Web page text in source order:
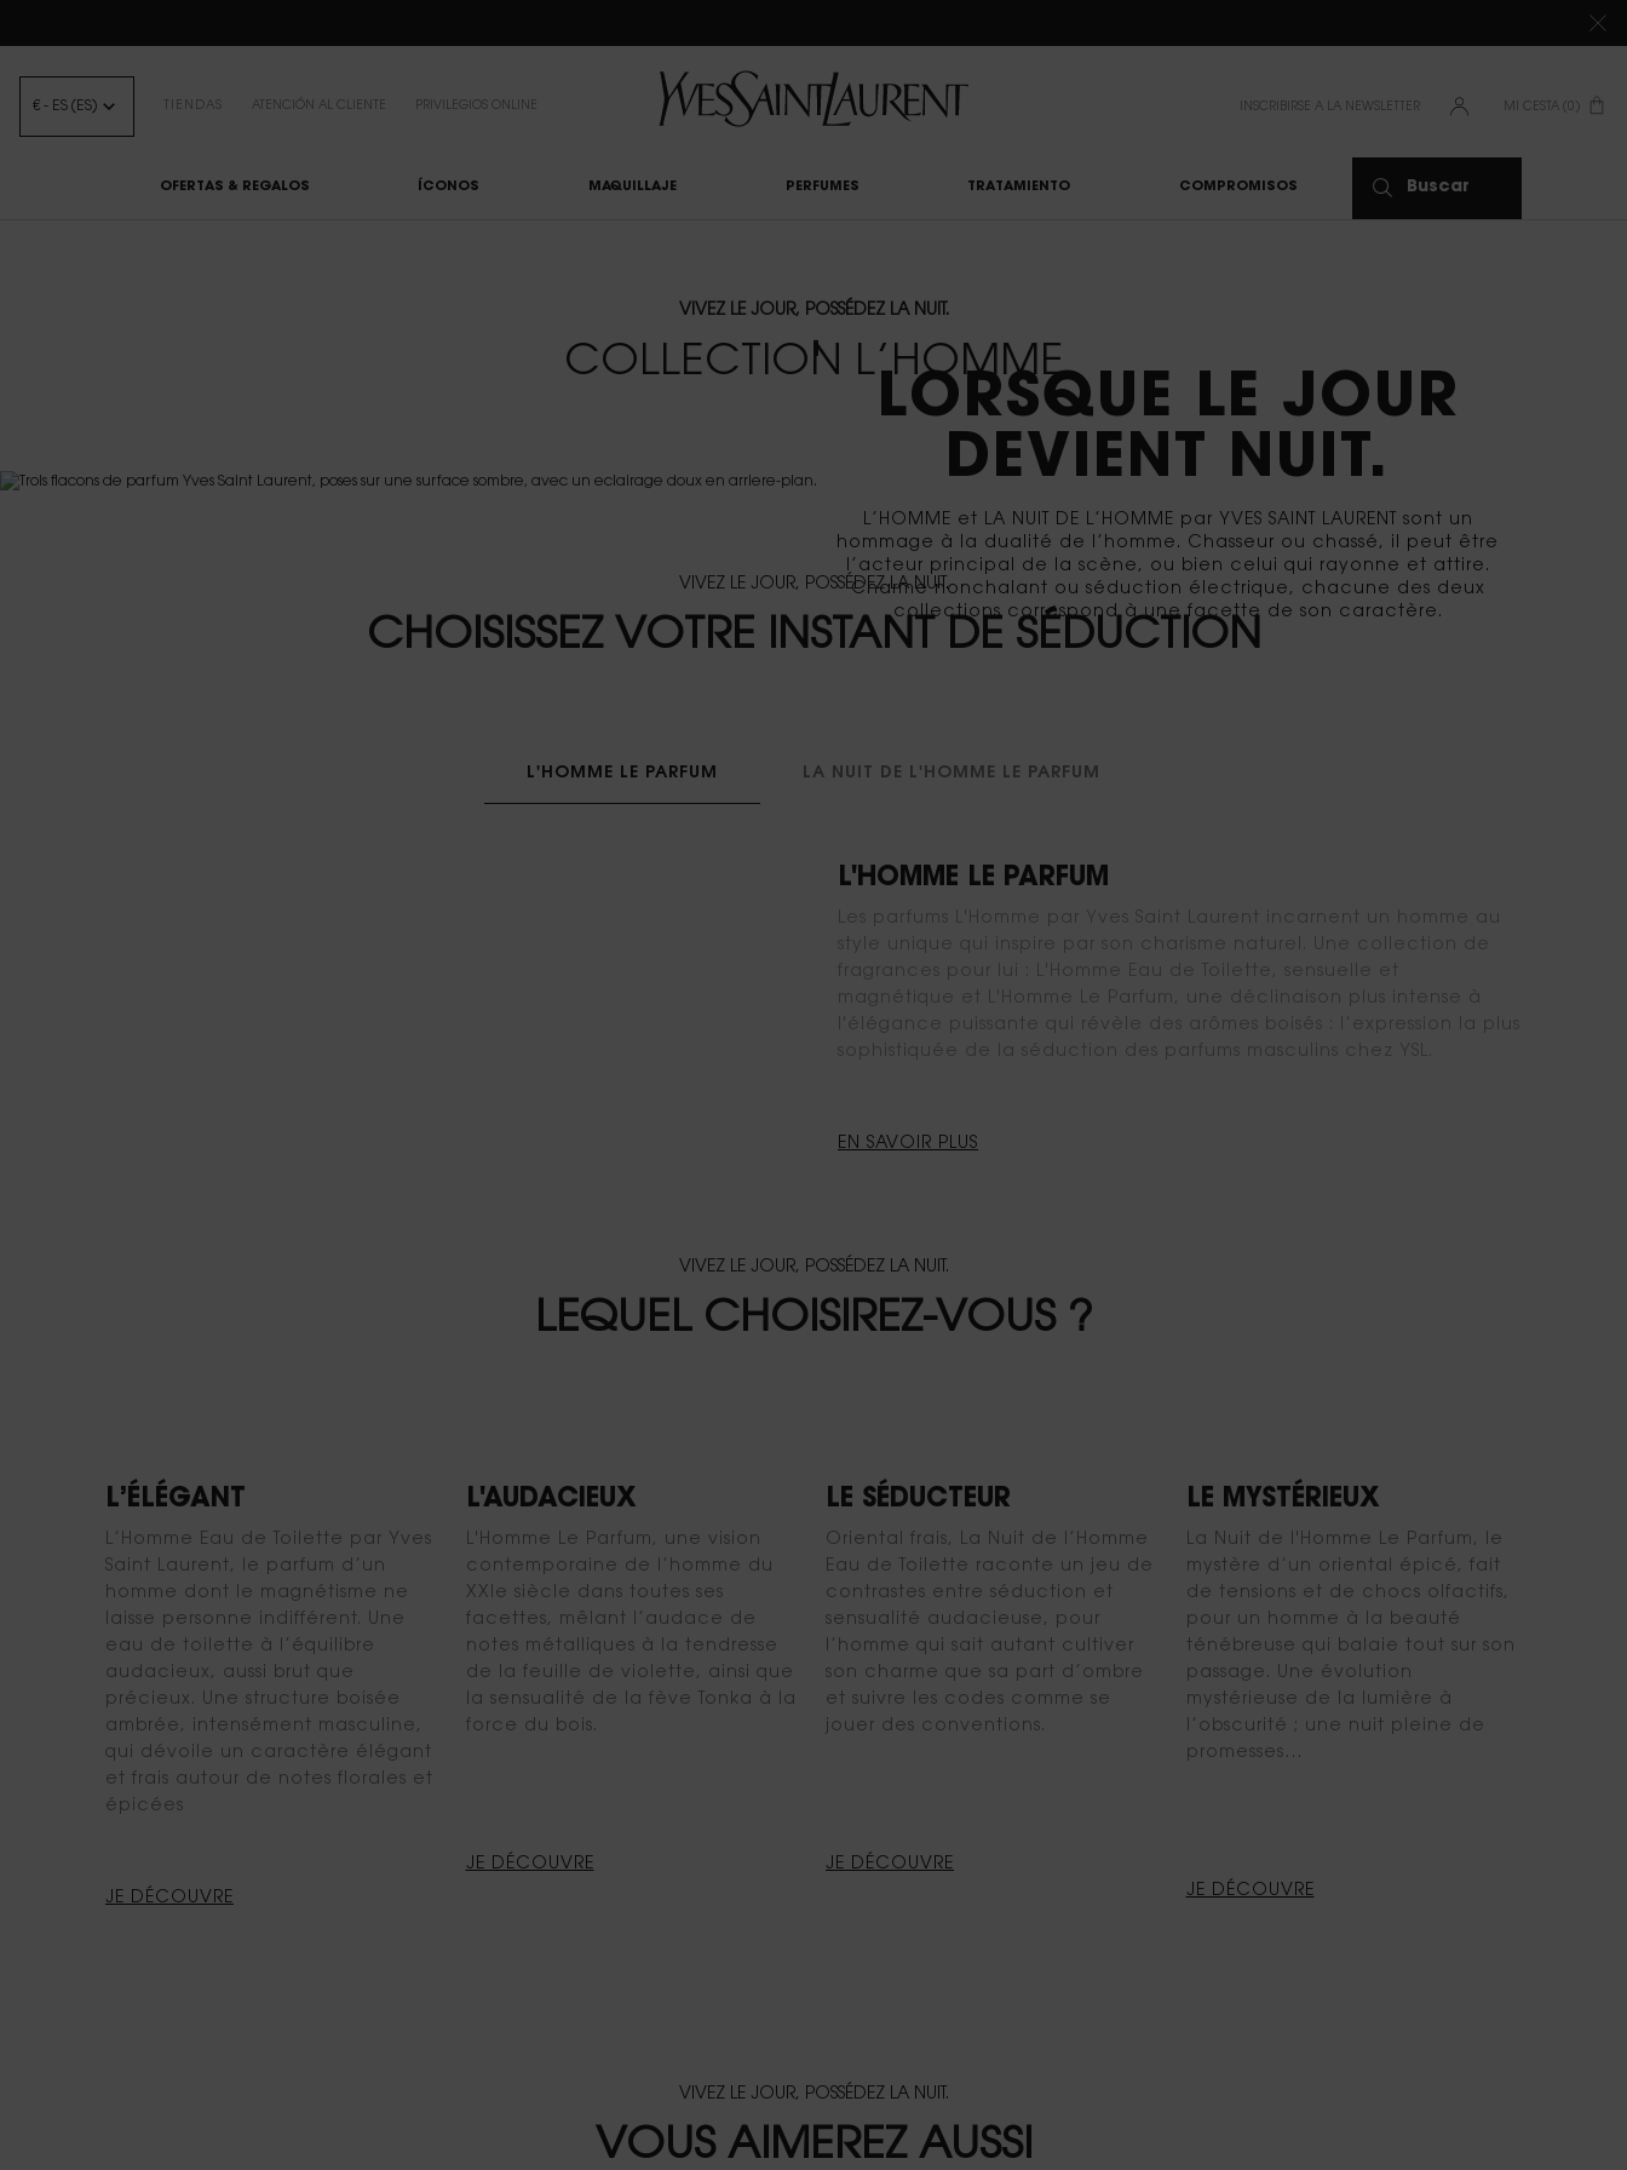
€ - ES (ES) TIENDAS ATENCIÓN AL CLIENTE PRIVILEGIOS ONLINE INSCRIBIRSE A LA NEWSLETTER MI CESTA 0
0 PRODUCTO
OFERTAS & REGALOS ÍCONOS MAQUILLAJE PERFUMES TRATAMIENTO COMPROMISOS Buscar
VIVEZ LE JOUR, POSSÉDEZ LA NUIT.
COLLECTION L’HOMMEVIVEZ LE JOUR, POSSÉDEZ LA NUIT.
LORSQUE LE JOUR
DEVIENT NUIT.
L’HOMME et LA NUIT DE L’HOMME par YVES SAINT LAURENT sont un
hommage à la dualité de l’homme. Chasseur ou chassé, il peut être
l’acteur principal de la scène, ou bien celui qui rayonne et attire.
Charme nonchalant ou séduction électrique, chacune des deux
collections correspond à une facette de son caractère.
VIVEZ LE JOUR, POSSÉDEZ LA NUIT.
CHOISISSEZ VOTRE INSTANT DE SÉDUCTION
L'HOMME LE PARFUM LA NUIT DE L'HOMME LE PARFUM
L'HOMME LE PARFUM
Les parfums L'Homme par Yves Saint Laurent incarnent un homme au
style unique qui inspire par son charisme naturel. Une collection de
fragrances pour lui : L'Homme Eau de Toilette, sensuelle et
magnétique et L'Homme Le Parfum, une déclinaison plus intense à
l'élégance puissante qui révèle des arômes boisés : l’expression la plus
sophistiquée de la séduction des parfums masculins chez YSL.
EN SAVOIR PLUS
VIVEZ LE JOUR, POSSÉDEZ LA NUIT.
LEQUEL CHOISIREZ-VOUS ?
L’ÉLÉGANT
L’Homme Eau de Toilette par Yves
Saint Laurent, le parfum d’un
homme dont le magnétisme ne
laisse personne indifférent. Une
eau de toilette à l’équilibre
audacieux, aussi brut que
précieux. Une structure boisée
ambrée, intensément masculine,
qui dévoile un caractère élégant
et frais autour de notes florales et
épicées
JE DÉCOUVRE
L'AUDACIEUX
L'Homme Le Parfum, une vision
contemporaine de l’homme du
XXIe siècle dans toutes ses
facettes, mêlant l’audace de
notes métalliques à la tendresse
de la feuille de violette, ainsi que
la sensualité de la fève Tonka à la
force du bois.
JE DÉCOUVRE
LE SÉDUCTEUR
Oriental frais, La Nuit de l’Homme
Eau de Toilette raconte un jeu de
contrastes entre séduction et
sensualité audacieuse, pour
l’homme qui sait autant cultiver
son charme que sa part d’ombre
et suivre les codes comme se
jouer des conventions.
JE DÉCOUVRE
LE MYSTÉRIEUX
La Nuit de l'Homme Le Parfum, le
mystère d’un oriental épicé, fait
de tensions et de chocs olfactifs,
pour un homme à la beauté
ténébreuse qui balaie tout sur son
passage. Une évolution
mystérieuse de la lumière à
l’obscurité ; une nuit pleine de
promesses…
JE DÉCOUVRE
VIVEZ LE JOUR, POSSÉDEZ LA NUIT.
VOUS AIMEREZ AUSSI